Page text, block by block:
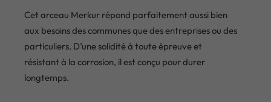
Cet arceau Merkur répond parfaitement aussi bien
aux besoins des communes que des entreprises ou des
particuliers. D’une solidité à toute épreuve et
résistant à la corrosion, il est conçu pour durer
longtemps.